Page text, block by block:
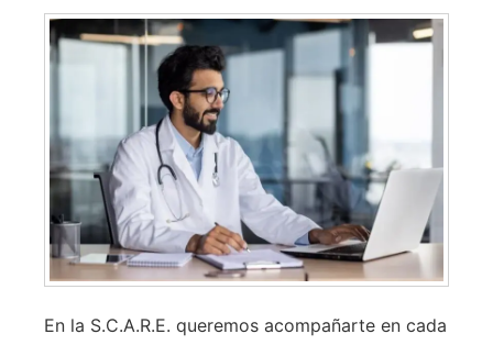
En la S.C.A.R.E. queremos acompañarte en cada